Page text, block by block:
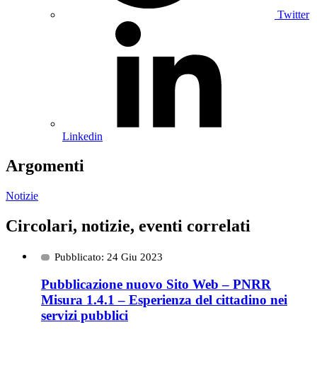
Twitter
Linkedin
Argomenti
Notizie
Circolari, notizie, eventi correlati
Pubblicato: 24 Giu 2023
Pubblicazione nuovo Sito Web – PNRR
Misura 1.4.1 – Esperienza del cittadino nei
servizi pubblici